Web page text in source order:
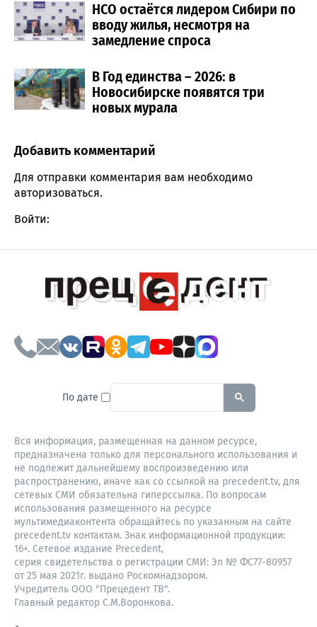
НСО остаётся лидером Сибири по
вводу жилья, несмотря на
замедление спроса
В Год единства – 2026: в
Новосибирске появятся три
новых мурала
Comment section
Добавить комментарий
Для отправки комментария вам необходимо
авторизоваться.
Войти:
По дате To search this site, enter a
Вся информация, размещенная на данном ресурсе,
предназначена только для персонального использования и
не подлежит дальнейшему воспроизведению или
распространению, иначе как со ссылкой на precedent.tv, для
сетевых СМИ обязательна гиперссылка. По вопросам
использования размещенного на ресурсе
мультимедиаконтента обращайтесь по указанным на сайте
precedent.tv контактам. Знак информационной продукции:
16+. Сетевое издание Precedent,
серия свидетельства о регистрации СМИ: Эл № ФС77-80957
от 25 мая 2021г. выдано Роскомнадзором.
Учредитель ООО "Прецедент ТВ".
Главный редактор С.М.Воронкова.